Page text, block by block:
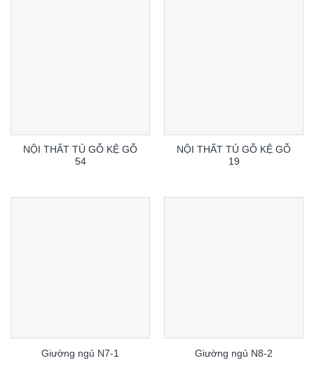
NỘI THẤT TỦ GỖ KỆ GỖ
54
NỘI THẤT TỦ GỖ KỆ GỖ
19
Giường ngủ N7-1 Giường ngủ N8-2